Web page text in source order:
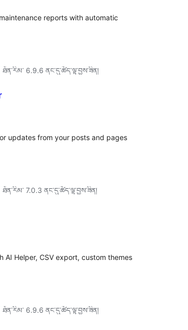
reports with automatic
ཐོན་རིམ་ 6.9.6 ནང་དུ་ཚོད་ལྟ་བྱས་ཟིན།
updates from your posts and pages
ཐོན་རིམ་ 7.0.3 ནང་དུ་ཚོད་ལྟ་བྱས་ཟིན།
Helper, CSV export, custom themes
ཐོན་རིམ་ 6.9.6 ནང་དུ་ཚོད་ལྟ་བྱས་ཟིན།